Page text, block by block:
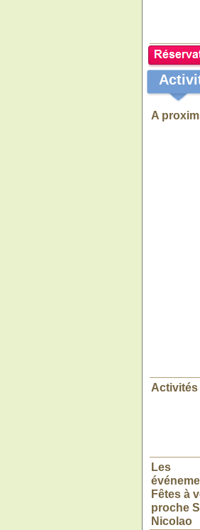
A
Activités
Les
Fêtes à
proche
Nicolao